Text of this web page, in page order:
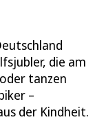
die am
tanzen
–
der Kindheit.